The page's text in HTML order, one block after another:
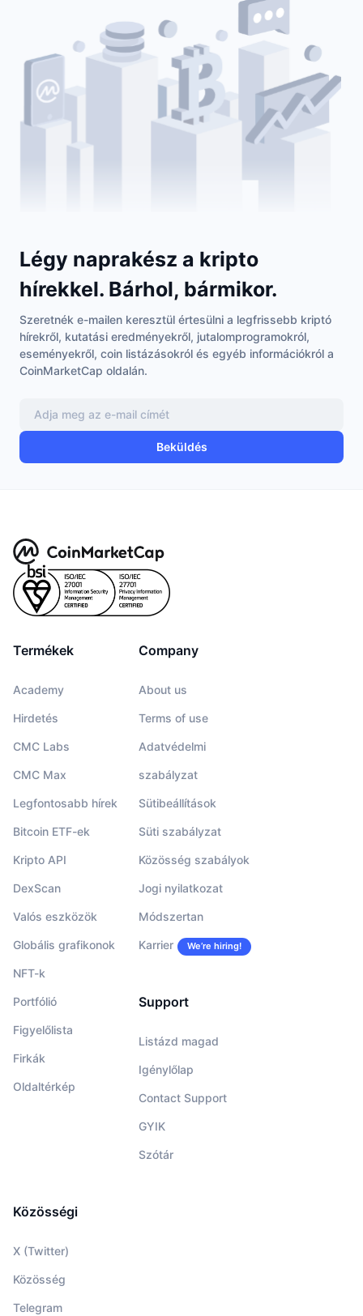
Légy naprakész a kripto
hírekkel. Bárhol, bármikor.
Szeretnék e-mailen keresztül értesülni a legfrissebb kriptó
hírekről, kutatási eredményekről, jutalomprogramokról,
eseményekről, coin listázásokról és egyéb információkról a
CoinMarketCap oldalán.
Beküldés
Termékek
Academy
Hirdetés
CMC Labs
CMC Max
Legfontosabb hírek
Bitcoin ETF-ek
Kripto API
DexScan
Valós eszközök
Globális grafikonok
NFT-k
Portfólió
Figyelőlista
Firkák
Oldaltérkép
Company
About us
Terms of use
Adatvédelmi
szabályzat
Sütibeállítások
Süti szabályzat
Közösség szabályok
Jogi nyilatkozat
Módszertan
Karrier We’re hiring!
Support
Listázd magad
Igénylőlap
Contact Support
GYIK
Szótár
Közösségi
X (Twitter)
Közösség
Telegram